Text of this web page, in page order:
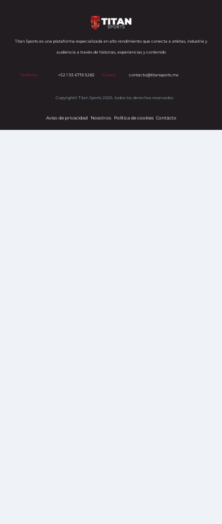
Titan Sports es una plataforma especializada en alto rendimiento que conecta a atletas, industria y
audiencia a través de historias, experiencias y contenido
Teléfono: +52 1 55 6719 5282 Correo: contacto@titansports.mx
Copyright© Titan Sports 2026. todos los derechos reservados
Aviso de privacidad Nosotros Política de cookiess Contácto